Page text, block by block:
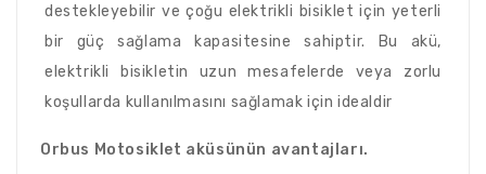
destekleyebilir ve çoğu elektrikli bisiklet için yeterli
bir güç sağlama kapasitesine sahiptir. Bu akü,
elektrikli bisikletin uzun mesafelerde veya zorlu
koşullarda kullanılmasını sağlamak için idealdir
Orbus Motosiklet aküsünün avantajları.